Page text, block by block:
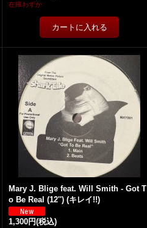
在庫わずか
Mary J. Blige feat. Will Smith - Got T
o Be Real (12'') (キレイ!!)
1,300円(税込)